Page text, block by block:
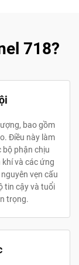
718?
bao gồm
Điều này làm
phận chịu
và các ứng
vẹn cấu
tin cậy và tuổi
trọng.